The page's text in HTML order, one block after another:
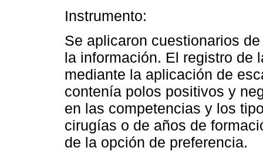
Instrumento:
Se aplicaron cuestionarios
la información. El registro de
mediante la aplicación de
contenía polos positivos y
en las competencias y los
cirugías o de años de
de la opción de preferencia.